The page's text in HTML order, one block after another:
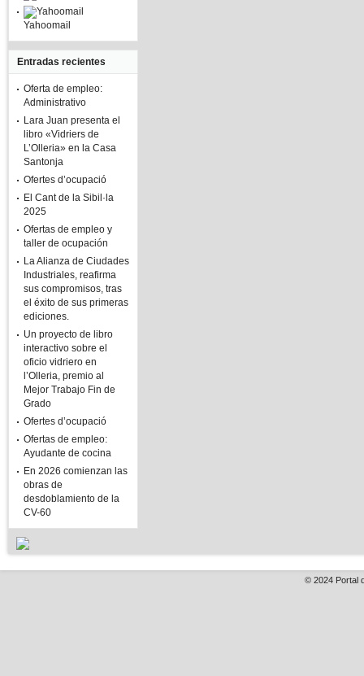
Yahoomail
Entradas recientes
Oferta de empleo:
Administrativo
Lara Juan presenta el
libro «Vidriers de
L’Olleria» en la Casa
Santonja
Ofertes d’ocupació
El Cant de la Sibil·la
2025
Ofertas de empleo y
taller de ocupación
La Alianza de Ciudades
Industriales, reafirma
sus compromisos, tras
el éxito de sus primeras
ediciones.
Un proyecto de libro
interactivo sobre el
oficio vidriero en
l’Olleria, premio al
Mejor Trabajo Fin de
Grado
Ofertes d’ocupació
Ofertas de empleo:
Ayudante de cocina
En 2026 comienzan las
obras de
desdoblamiento de la
CV-60
© 2024 Portal